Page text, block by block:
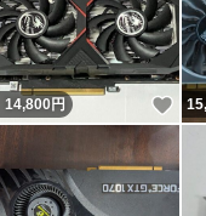
14,800 円 い